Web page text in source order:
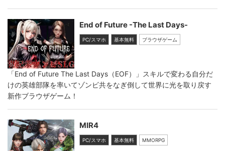
End of Future -The Last Days-
PC/スマホ 基本無料 ブラウザゲーム
「End of Future The Last Days（EOF）」スキルで変わる自分だ
けの英雄部隊を率いてゾンビ共をなぎ倒して世界に光を取り戻す
新作ブラウザゲーム！
MIR4
PC/スマホ 基本無料 MMORPG